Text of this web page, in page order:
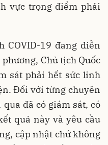
vực trọng điểm phải
COVID-19 đang diễn
Chủ tịch Quốc
sát phải hết sức linh
Đối với từng chuyên
đã có giám sát, có
quả này và yêu cầu
cập nhật chứ không